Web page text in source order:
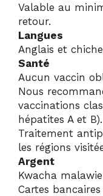
Valable au
retour.
Langues
Anglais et
Santé
Aucun vaccin
Nous
vaccinations
hépatites A et B).
Traitement
les régions
Argent
Kwacha
Cartes